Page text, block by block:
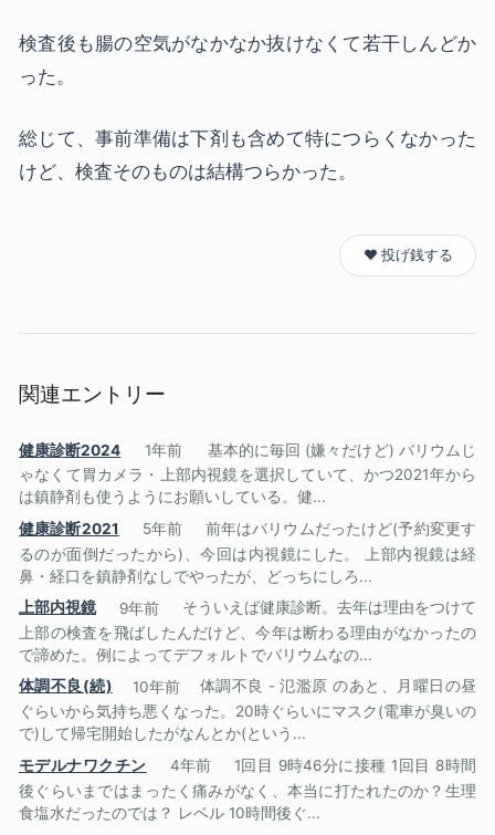
検査後も腸の空気がなかなか抜けなくて若干しんどか
った。
総じて、事前準備は下剤も含めて特につらくなかった
けど、検査そのものは結構つらかった。
❤️ 投げ銭する
関連エントリー
健康診断2024 1年前
基本的に毎回 (嫌々だけど) バリウムじ
ゃなくて胃カメラ・上部内視鏡を選択していて、かつ2021年から
は鎮静剤も使うようにお願いしている。健...
健康診断2021
5年前
前年はバリウムだったけど(予約変更す
るのが面倒だったから)、今回は内視鏡にした。 上部内視鏡は経
鼻・経口を鎮静剤なしでやったが、どっちにしろ...
上部内視鏡
9年前
そういえば健康診断。去年は理由をつけて
上部の検査を飛ばしたんだけど、今年は断わる理由がなかったの
で諦めた。例によってデフォルトでバリウムなの...
体調不良(続)
10年前
体調不良 - 氾濫原 のあと、月曜日の昼
ぐらいから気持ち悪くなった。20時ぐらいにマスク(電車が臭いの
で)して帰宅開始したがなんとか(という...
モデルナワクチン
4年前
1回目 9時46分に接種 1回目 8時間
後ぐらいまではまったく痛みがなく、本当に打たれたのか？生理
食塩水だったのでは？ レベル 10時間後ぐ...